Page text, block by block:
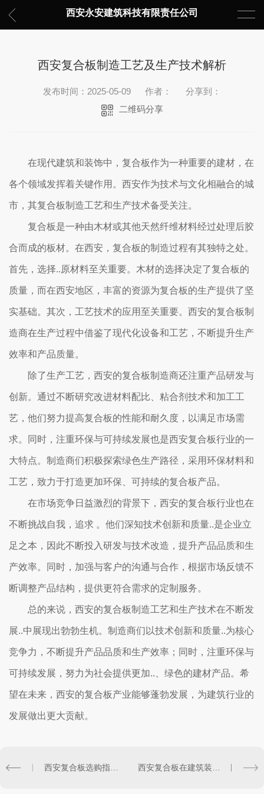
西安永安建筑科技有限责任公司
西安复合板制造工艺及生产技术解析
发布时间：2025-05-09 作者：
分享到：
二维码分享
在现代建筑和装饰中，复合板作为一种重要的建材，在
各个领域发挥着关键作用。西安作为技术与文化相融合的城
市，其复合板制造工艺和生产技术备受关注。
复合板是一种由木材或其他天然纤维材料经过处理后胶
合而成的板材。在西安，复合板的制造过程有其独特之处。
首先，选择..原材料至关重要。木材的选择决定了复合板的
质量，而在西安地区，丰富的资源为复合板的生产提供了坚
实基础。其次，工艺技术的应用至关重要。西安的复合板制
造商在生产过程中借鉴了现代化设备和工艺，不断提升生产
效率和产品质量。
除了生产工艺，西安的复合板制造商还注重产品研发与
创新。通过不断研究改进材料配比、粘合剂技术和加工工
艺，他们努力提高复合板的性能和耐久度，以满足市场需
求。同时，注重环保与可持续发展也是西安复合板行业的一
大特点。制造商们积极探索绿色生产路径，采用环保材料和
工艺，致力于打造更加环保、可持续的复合板产品。
在市场竞争日益激烈的背景下，西安的复合板行业也在
不断挑战自我，追求 。他们深知技术创新和质量..是企业立
足之本，因此不断投入研发与技术改造，提升产品品质和生
产效率。同时，加强与客户的沟通与合作，根据市场反馈不
断调整产品结构，提供更符合需求的定制服务。
总的来说，西安的复合板制造工艺和生产技术在不断发
展..中展现出勃勃生机。制造商们以技术创新和质量..为核心
竞争力，不断提升产品品质和生产效率；同时，注重环保与
可持续发展，努力为社会提供更加..、绿色的建材产品。希
望在未来，西安的复合板产业能够蓬勃发展，为建筑行业的
发展做出更大贡献。